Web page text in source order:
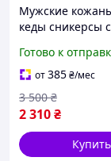
Мужские
кеды сникерсы с
Hilfiger
Готово к
от385₴/мес
2 310₴
3 500 ₴
Купить